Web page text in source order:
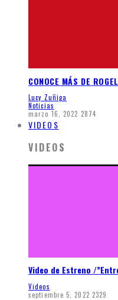
CONOCE MÁS DE
Lucy Zuñiga
Noticias
marzo 16, 2022 2874
VIDEOS
VIDEOS
Video de Estreno /
Videos
septiembre 5, 2022 2329